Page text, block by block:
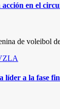
en el
de voleibol
líder a la fase